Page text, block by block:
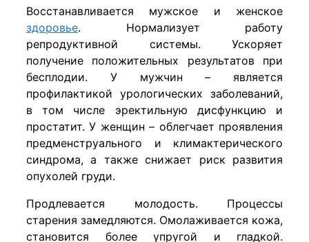
Восстанавливается мужское и женское
здоровье. Нормализует работу
репродуктивной системы. Ускоряет
получение положительных результатов при
бесплодии. У мужчин – является
профилактикой урологических заболеваний,
в том числе эректильную дисфункцию и
простатит. У женщин – облегчает проявления
предменструального и климактерического
синдрома, а также снижает риск развития
опухолей груди.
Продлевается молодость. Процессы
старения замедляются. Омолаживается кожа,
становится более упругой и гладкой.